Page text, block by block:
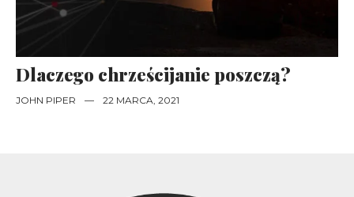
Dlaczego chrześcijanie poszczą?
JOHN PIPER — 22 MARCA, 2021